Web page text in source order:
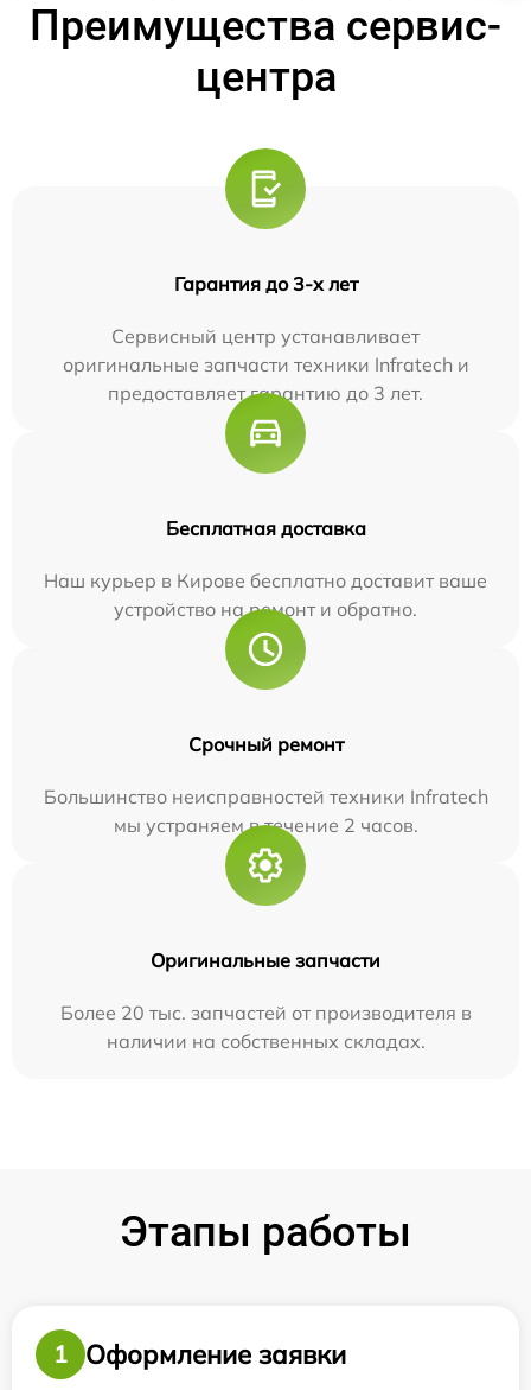
Преимущества сервис-
центра
Гарантия до 3-х лет
Сервисный центр устанавливает
оригинальные запчасти техники Infratech и
предоставляет гарантию до 3 лет.
Бесплатная доставка
Наш курьер в Кирове бесплатно доставит ваше
устройство на ремонт и обратно.
Срочный ремонт
Большинство неисправностей техники Infratech
мы устраняем в течение 2 часов.
Оригинальные запчасти
Более 20 тыс. запчастей от производителя в
наличии на собственных складах.
Этапы работы
1
Оформление заявки